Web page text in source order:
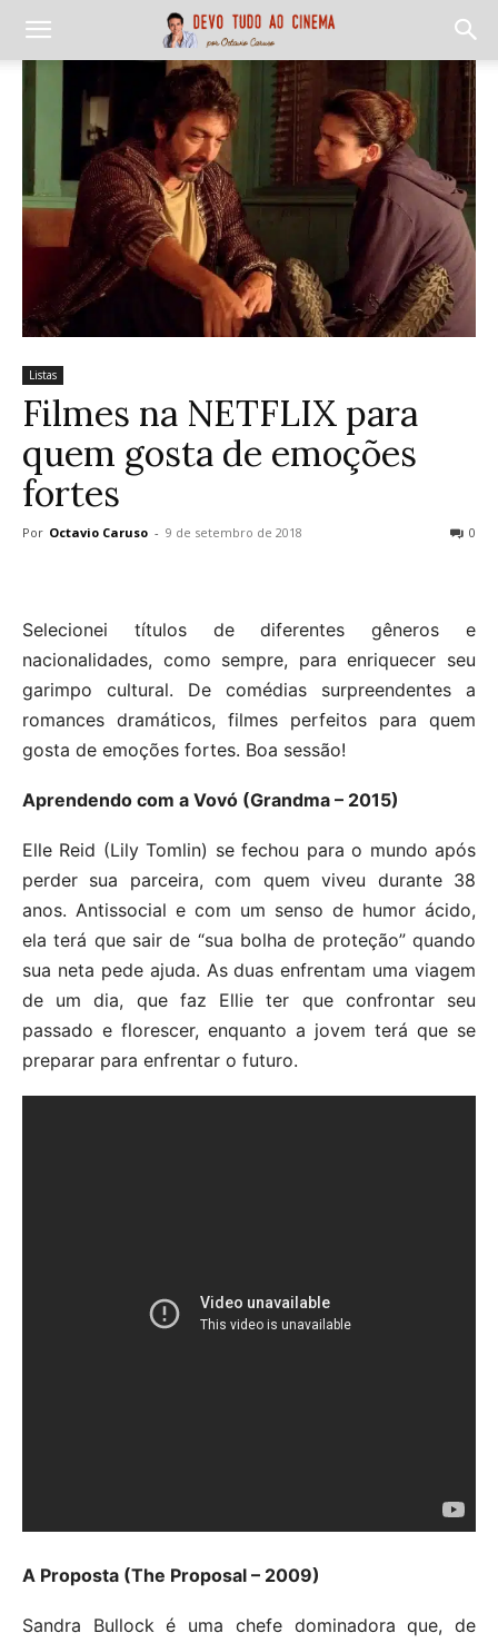
Listas
Filmes na NETFLIX para
quem gosta de emoções
fortes
Por Octavio Caruso - 9 de setembro de 2018 0
Selecionei títulos de diferentes gêneros e
nacionalidades, como sempre, para enriquecer seu
garimpo cultural. De comédias surpreendentes a
romances dramáticos, filmes perfeitos para quem
gosta de emoções fortes. Boa sessão!
Aprendendo com a Vovó (Grandma – 2015)
Elle Reid (Lily Tomlin) se fechou para o mundo após
perder sua parceira, com quem viveu durante 38
anos. Antissocial e com um senso de humor ácido,
ela terá que sair de “sua bolha de proteção” quando
sua neta pede ajuda. As duas enfrentam uma viagem
de um dia, que faz Ellie ter que confrontar seu
passado e florescer, enquanto a jovem terá que se
preparar para enfrentar o futuro.
A Proposta (The Proposal – 2009)
Sandra Bullock é uma chefe dominadora que, de